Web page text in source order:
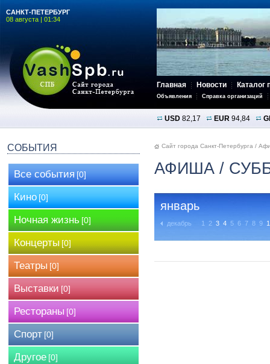
САНКТ-ПЕТЕРБУРГ
08 августа | 01:34
Главная Новости Каталог
Объявления Справка организаций
USD 82,17 EUR 94,84
СОБЫТИЯ
Все события[0]
Кино[0]
Ночная жизнь [0]
Концерты [0]
Театры [0]
Выставки [0]
Рестораны [0]
Спорт [0]
Другое [0]
Сайт города Санкт-Петербурга /
АФИША /
январь
декабрь 1 2 3 4 5 6 7 8 9